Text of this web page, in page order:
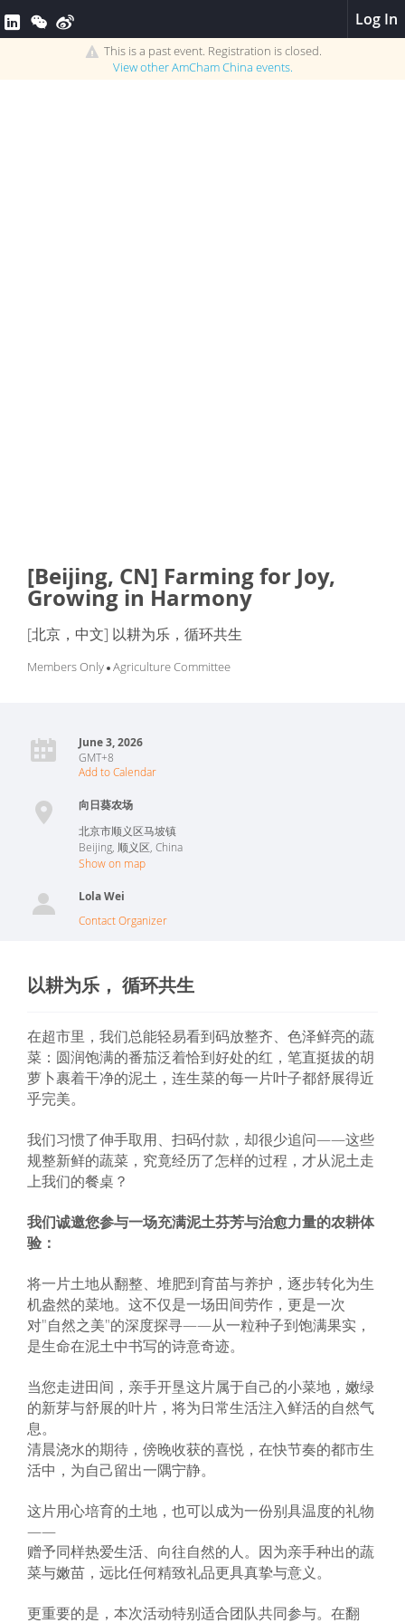
Log In
This is a past event. Registration is closed.
View otherAmCham China events.
[Beijing, CN] Farming for Joy,
Growing in Harmony
[北京，中文] 以耕为乐，循环共生
Members Only Agriculture Committee
June 3, 2026
GMT+8
Add to Calendar
向日葵农场
北京市顺义区马坡镇
Beijing 顺义区 China
Show on map
Lola Wei
Contact Organizer
以耕为乐， 循环共生
在超市里，我们总能轻易看到码放整齐、色泽鲜亮的蔬
菜：圆润饱满的番茄泛着恰到好处的红，笔直挺拔的胡
萝卜裹着干净的泥土，连生菜的每一片叶子都舒展得近
乎完美。
我们习惯了伸手取用、扫码付款，却很少追问——这些
规整新鲜的蔬菜，究竟经历了怎样的过程，才从泥土走
上我们的餐桌？
我们诚邀您参与一场充满泥土芬芳与治愈力量的农耕体
验：
将一片土地从翻整、堆肥到育苗与养护，逐步转化为生
机盎然的菜地。这不仅是一场田间劳作，更是一次
对"自然之美"的深度探寻——从一粒种子到饱满果实，
是生命在泥土中书写的诗意奇迹。
当您走进田间，亲手开垦这片属于自己的小菜地，嫩绿
的新芽与舒展的叶片，将为日常生活注入鲜活的自然气
息。
清晨浇水的期待，傍晚收获的喜悦，在快节奏的都市生
活中，为自己留出一隅宁静。
这片用心培育的土地，也可以成为一份别具温度的礼物
——
赠予同样热爱生活、向往自然的人。因为亲手种出的蔬
菜与嫩苗，远比任何精致礼品更具真挚与意义。
更重要的是，本次活动特别适合团队共同参与。在翻